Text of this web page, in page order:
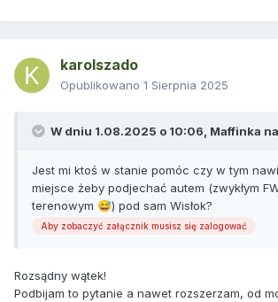
karolszado
Opublikowano 1 Sierpnia 2025
W dniu 1.08.2025 o 10:06, Maffinka
Jest mi ktoś w stanie pomóc czy w tym
miejsce żeby podjechać autem (zwykłym
terenowym 😅) pod sam Wisłok?
Aby zobaczyć załącznik musisz się zalogować
Rozsądny wątek!
Podbijam to pytanie a nawet rozszerzam, od